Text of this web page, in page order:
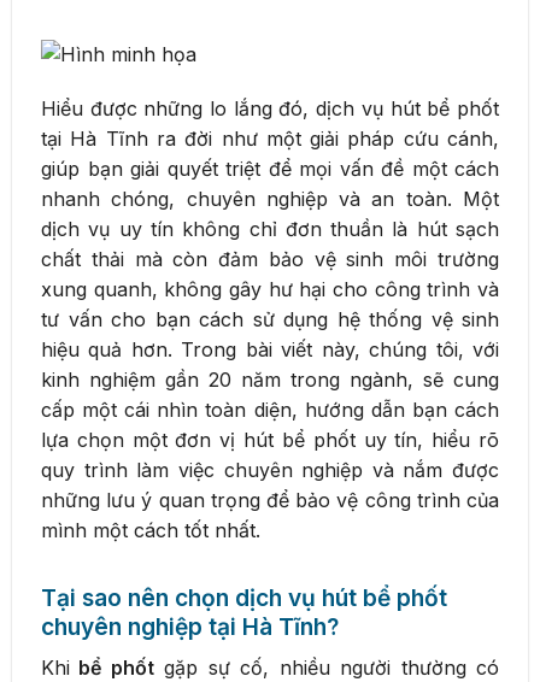
Hiểu được những lo lắng đó, dịch vụ hút bể phốt
tại Hà Tĩnh ra đời như một giải pháp cứu cánh,
giúp bạn giải quyết triệt để mọi vấn đề một cách
nhanh chóng, chuyên nghiệp và an toàn. Một
dịch vụ uy tín không chỉ đơn thuần là hút sạch
chất thải mà còn đảm bảo vệ sinh môi trường
xung quanh, không gây hư hại cho công trình và
tư vấn cho bạn cách sử dụng hệ thống vệ sinh
hiệu quả hơn. Trong bài viết này, chúng tôi, với
kinh nghiệm gần 20 năm trong ngành, sẽ cung
cấp một cái nhìn toàn diện, hướng dẫn bạn cách
lựa chọn một đơn vị hút bể phốt uy tín, hiểu rõ
quy trình làm việc chuyên nghiệp và nắm được
những lưu ý quan trọng để bảo vệ công trình của
mình một cách tốt nhất.
Tại sao nên chọn dịch vụ hút bể phốt
chuyên nghiệp tại Hà Tĩnh?
Khi bể phốtgặp sự cố, nhiều người thường có